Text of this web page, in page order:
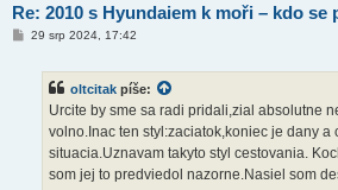
Re: 2010 s Hyundaiem k moři – kdo se
P29 srp 2024, 17:42
oltcitak píše:
Urcite by sme sa radi pridali,zial absolutne
volno.Inac ten styl:zaciatok,koniec je dany a
situacia.Uznavam takyto styl cestovania.
som jej to predviedol nazorne.Nasiel som